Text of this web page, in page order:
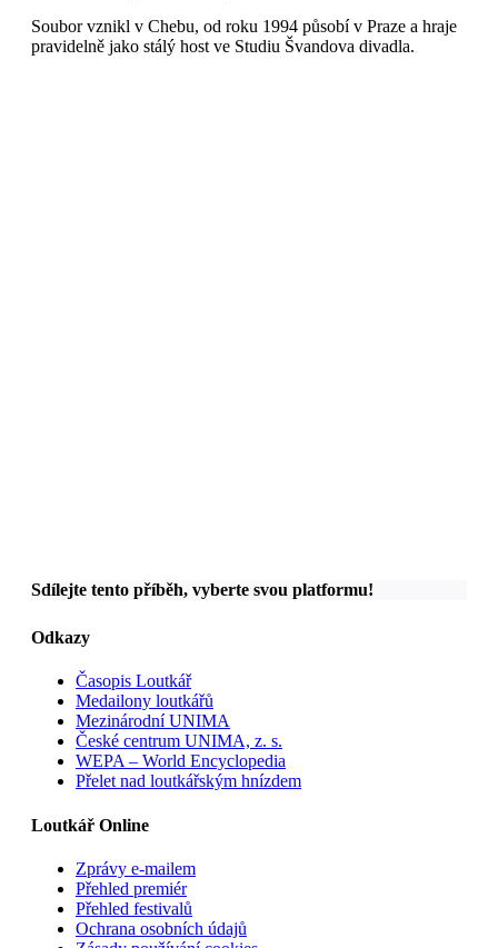
Soubor vznikl v Chebu, od roku 1994 působí v Praze a hraje
pravidelně jako stálý host ve Studiu Švandova divadla.
Sdílejte tento příběh, vyberte svou platformu!
Odkazy
Časopis Loutkář
Medailony loutkářů
Mezinárodní UNIMA
České centrum UNIMA, z. s.
WEPA – World Encyclopedia
Přelet nad loutkářským hnízdem
Loutkář Online
Zprávy e-mailem
Přehled premiér
Přehled festivalů
Ochrana osobních údajů